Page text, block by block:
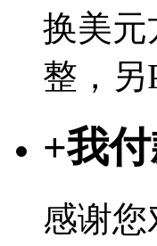
换美元
整，另
+我
感谢